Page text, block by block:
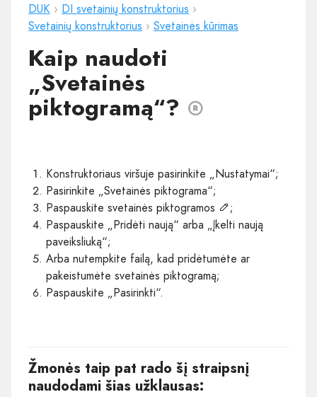
DUK › DI svetainių konstruktorius ›
Svetainių konstruktorius › Svetainės kūrimas
Kaip naudoti
„Svetainės
piktogramą“?
Konstruktoriaus viršuje pasirinkite „Nustatymai“;
Pasirinkite „Svetainės piktograma“;
Paspauskite svetainės piktogramos
;
Paspauskite „Pridėti naują“ arba „Įkelti naują
paveiksliuką“;
Arba nutempkite failą, kad pridėtumėte ar
pakeistumėte svetainės piktogramą;
Paspauskite „Pasirinkti“.
Žmonės taip pat rado šį straipsnį
naudodami šias užklausas: